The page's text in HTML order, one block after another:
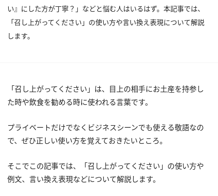
い』にした方が丁寧？」などと悩む人はいるはず。本記事では、
「召し上がってください」の使い方や言い換え表現について解説
します。
「召し上がってください」は、目上の相手にお土産を持参し
た時や飲食を勧める時に使われる言葉です。
プライベートだけでなくビジネスシーンでも使える敬語なの
で、ぜひ正しい使い方を覚えておきたいところ。
そこでこの記事では、「召し上がってください」の使い方や
例文、言い換え表現などについて解説します。